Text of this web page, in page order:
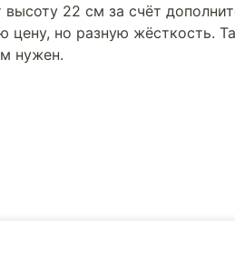
22 см за счёт
но разную жёсткость.
нужен.